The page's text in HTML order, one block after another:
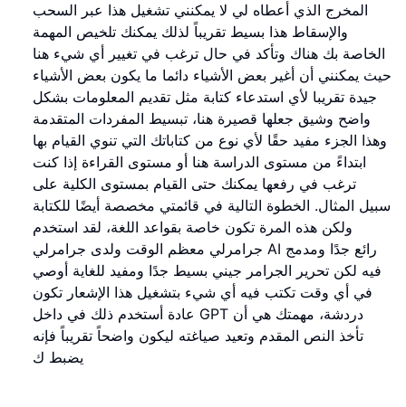
المخرج الذي أعطاه لي لا يمكنني تشغيل هذا عبر السحب
والإسقاط هذا بسيط تقريباً لذلك يمكنك تلخيص المهمة
الخاصة بك هناك وتأكد في حال ترغب في تغيير أي شيء هنا
حيث يمكنني أن أغير بعض الأشياء دائما ما يكون بعض الأشياء
جيدة تقريبا لأي استدعاء كتابة مثل تقديم المعلومات بشكل
واضح وشيق جعلها قصيرة هنا، تبسيط المفردات المتقدمة
وهذا الجزء مفيد حقًا لأي نوع من كتاباتك التي تنوي القيام بها
ابتداءً من مستوى الدراسة هنا أو مستوى القراءة إذا كنت
ترغب في رفعها يمكنك حتى القيام بمستوى الكلية على
سبيل المثال. الخطوة التالية في قائمتي مخصصة أيضًا للكتابة
ولكن هذه المرة تكون خاصة بقواعد اللغة، لقد استخدم
جرامرلي معظم الوقت ولدى جرامرلي AI رائع جدًا ومدمج
فيه لكن تحرير الجرامر جيني بسيط جدًا ومفيد للغاية أوصي
في أي وقت تكتب فيه أي شيء بتشغيل هذا الإشعار تكون
عادة أستخدم ذلك في داخل GPT دردشة، مهمتك هي أن
تأخذ النص المقدم وتعيد صياغته ليكون واضحاً تقريباً فإنه
يضبط ك